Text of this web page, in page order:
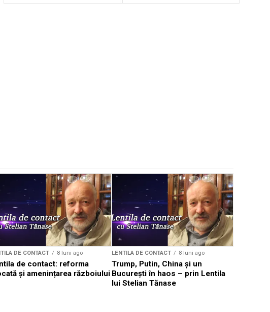
DE CONTACT 8 luni ago
de contact: reforma
și amenințarea războiului
LENTILA DE CONTACT 8 luni ago
Trump, Putin, China și un
București în haos – prin Lentila
lui Stelian Tănase